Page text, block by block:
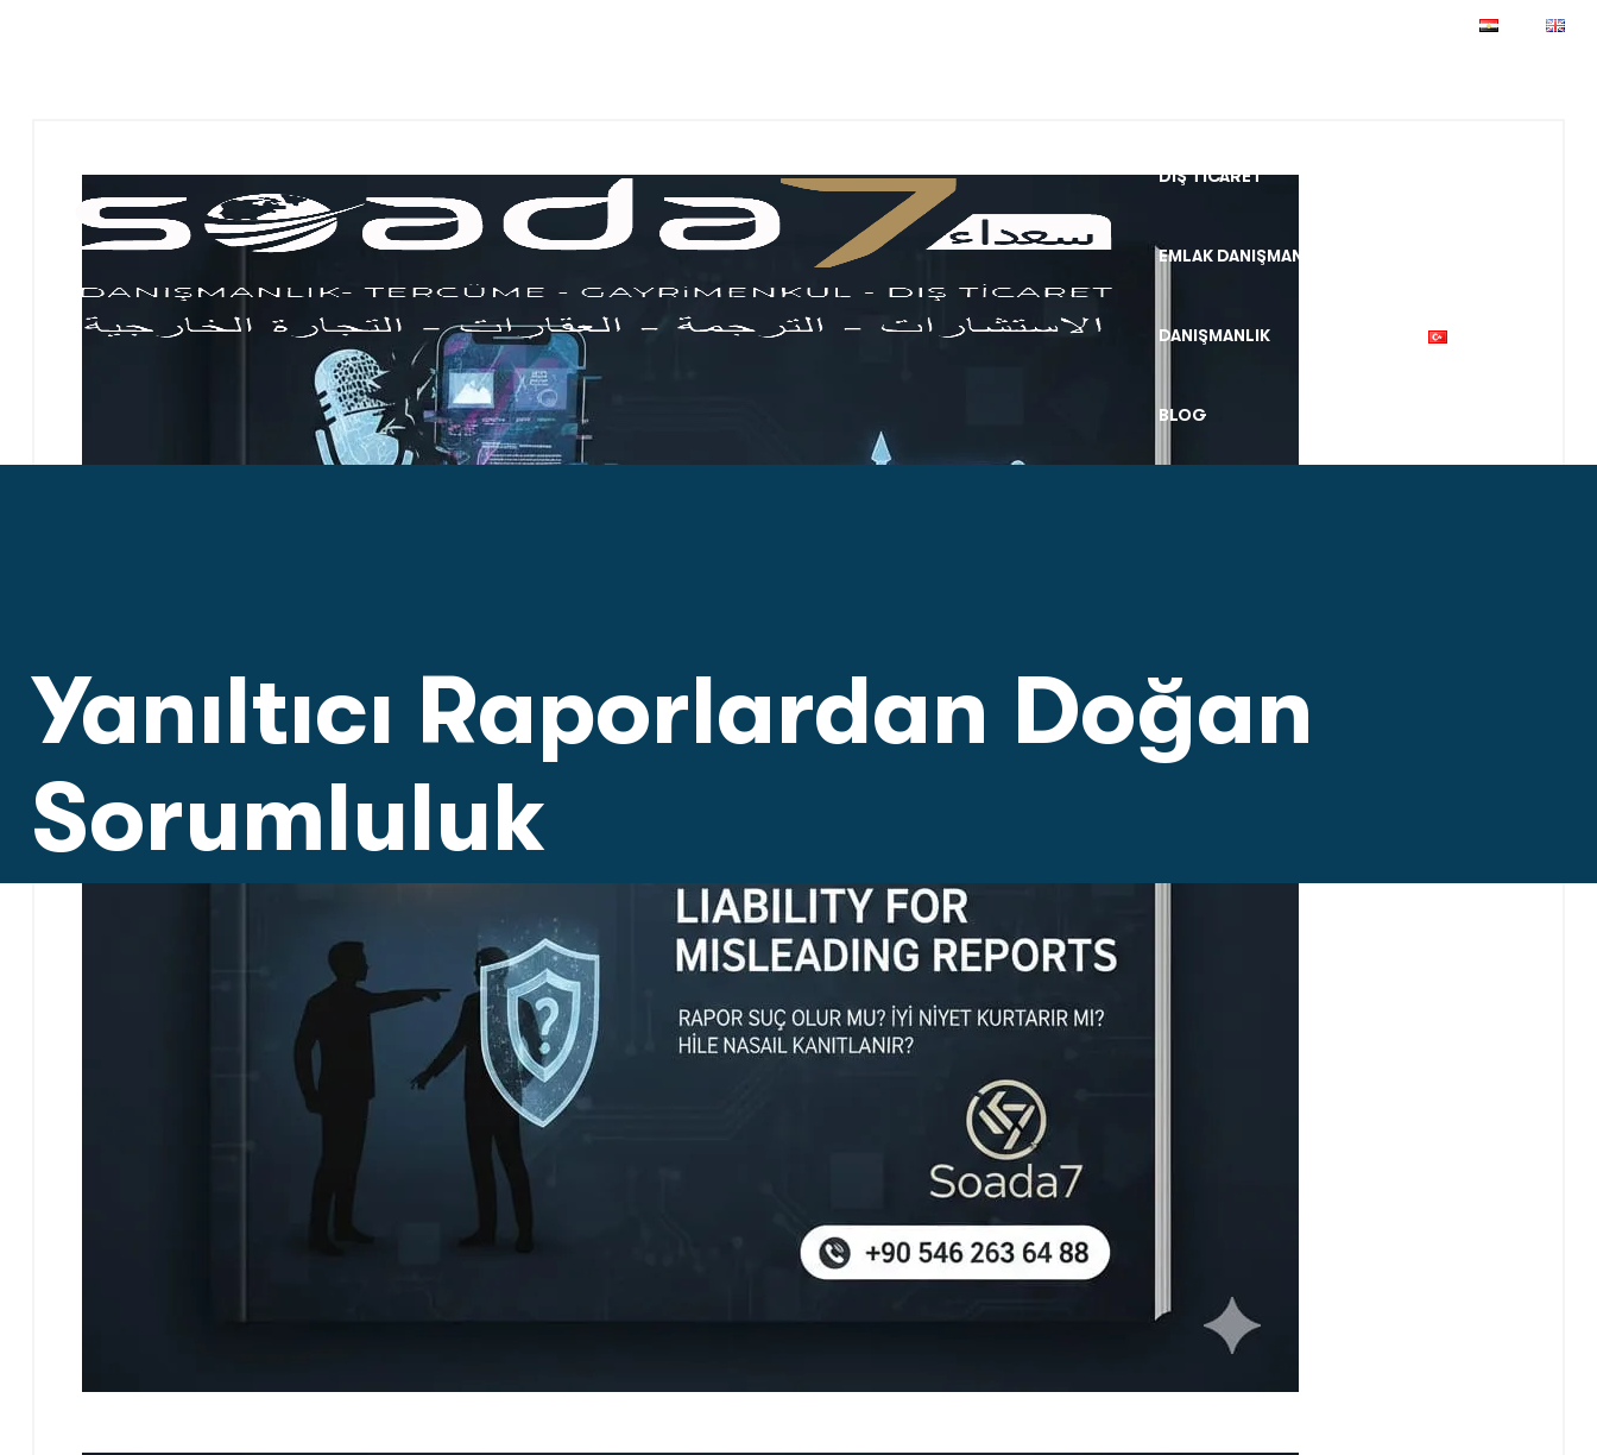
DIŞ TICARET
EMLAK DANIŞMANLIĞI
DANIŞMANLIK
BLOG
Yanıltıcı Raporlardan Doğan
Sorumluluk